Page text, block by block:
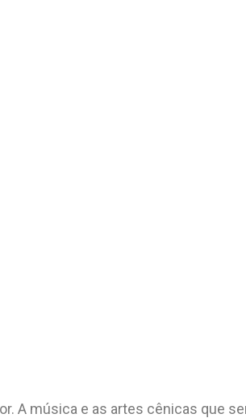
A música e as artes cênicas que